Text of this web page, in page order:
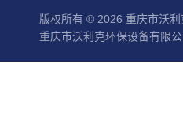
版权所有 © 2026 重庆市沃
重庆市沃利克环保设备有限